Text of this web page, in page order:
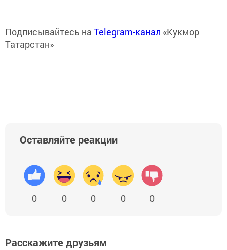
Подписывайтесь на Telegram-канал «Кукмор
Татарстан»
Оставляйте реакции
0 0 0 0 0
Расскажите друзьям